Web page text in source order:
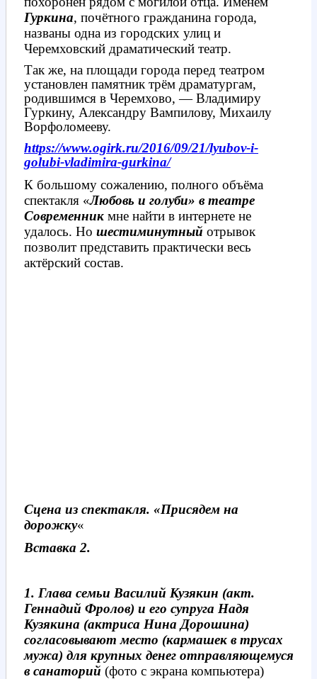
Гуркина, почётного гражданина города,
названы одна из городских улиц и
Черемховский драматический театр.
Так же, на площади города перед театром
установлен памятник трём драматургам,
родившимся в Черемхово, — Владимиру
Гуркину, Александру Вампилову, Михаилу
Ворфоломееву.
https://www.ogirk.ru/2016/09/21/lyubov-i-
golubi-vladimira-gurkina/
К большому сожалению, полного объёма
спектакля «Любовь и голуби» в театре
Современник мне найти в интернете не
удалось. Но шестиминутный отрывок
позволит представить практически весь
актёрский состав.
Сцена из спектакля. «Присядем на
дорожку«
Вставка 2.
1. Глава семьи Василий Кузякин (акт.
Геннадий Фролов) и его супруга Надя
Кузякина (актриса Нина Дорошина)
согласовывают место (кармашек в трусах
мужа) для крупных денег отправляющемуся
в санаторий (фото с экрана компьютера)